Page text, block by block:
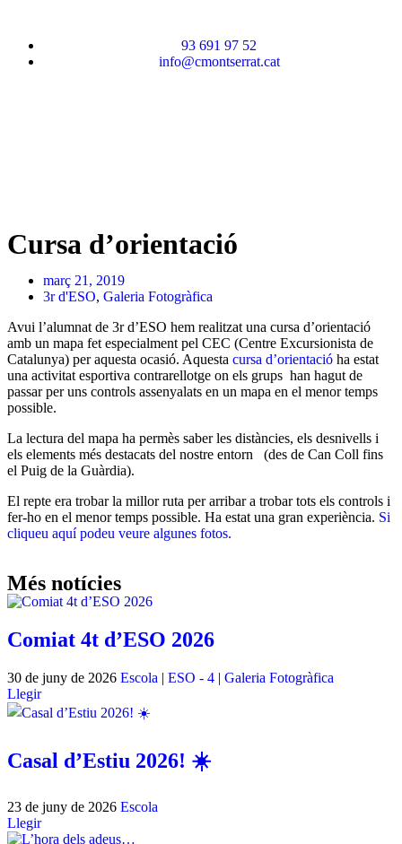
93 691 97 52
info@cmontserrat.cat
Cursa d’orientació
març 21, 2019
3r d'ESO, Galeria Fotogràfica
Avui l’alumnat de 3r d’ESO hem realitzat una cursa d’orientació
amb un mapa fet especialment pel CEC (Centre Excursionista de
Catalunya) per aquesta ocasió. Aquesta cursa d’orientació ha estat
una activitat esportiva contrarellotge on els grups han hagut de
passar per uns controls assenyalats en un mapa en el menor temps
possible.
La lectura del mapa ha permès saber les distàncies, els desnivells i
els elements més destacats del nostre entorn (des de Can Coll fins
el Puig de la Guàrdia).
El repte era trobar la millor ruta per arribar a trobar tots els controls i
fer-ho en el menor temps possible. Ha estat una gran experiència. Si
cliqueu aquí podeu veure algunes fotos.
Més notícies
Comiat 4t d’ESO 2026
30 de juny de 2026 Escola | ESO - 4 | Galeria Fotogràfica
Llegir
Casal d’Estiu 2026! ☀️
23 de juny de 2026 Escola
Llegir